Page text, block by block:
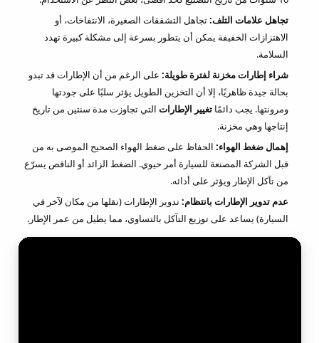
تجاهل علامات التلف:تجاهل التشققات الصغيرة، الانتفاخات، أو
الاهتزازات الخفيفة يمكن أن يتطور بسرعة إلى مشكلة كبيرة تهدد
السلامة.
شراء إطارات مخزنة لفترة طويلة: على الرغم من أن الإطارات قد تبدو
بحالة جيدة ظاهريًا، إلا أن التخزين الطويل يؤثر سلبًا على جودتها
ومرونتها. يجب دائمًا تغيير الإطارات التي تجاوزت مدة سنتين من تاريخ
إنتاجها وهي مخزنة.
إهمال ضغط الهواء: الحفاظ على ضغط الهواء الصحيح الموصى به من
قبل الشركة المصنعة للسيارة أمر حيوي. الضغط الزائد أو الناقص يسرّع
من تآكل الإطار ويؤثر على أدائه.
عدم تدوير الإطارات بانتظام:تدوير الإطارات (نقلها من مكان لآخر في
السيارة) يساعد على توزيع التآكل بالتساوي، مما يطيل من عمر الإطار.